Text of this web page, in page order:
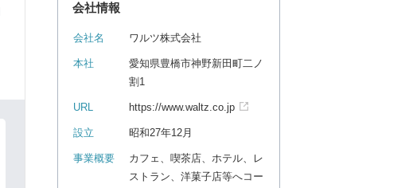
会社情報
会社名 ワルツ株式会社
本社
愛知県豊橋市神野新田町二ノ
割1
URL https://www.waltz.co.jp
設立 昭和27年12月
事業概要
カフェ、喫茶店、ホテル、レ
ストラン、洋菓子店等へコー